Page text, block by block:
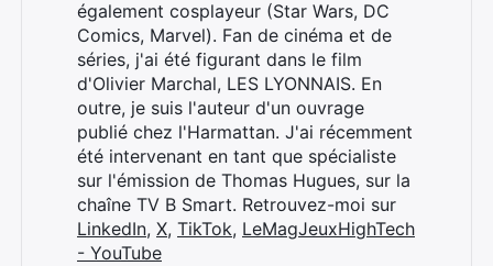
également cosplayeur (Star Wars, DC
Comics, Marvel). Fan de cinéma et de
séries, j'ai été figurant dans le film
d'Olivier Marchal, LES LYONNAIS. En
outre, je suis l'auteur d'un ouvrage
publié chez l'Harmattan. J'ai récemment
été intervenant en tant que spécialiste
sur l'émission de Thomas Hugues, sur la
chaîne TV B Smart. Retrouvez-moi sur
LinkedIn, X, TikTok, LeMagJeuxHighTech
- YouTube